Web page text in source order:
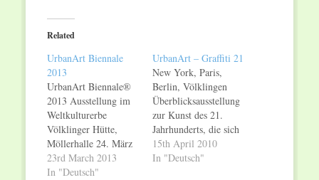
(Opens
in
new
Related
UrbanArt Biennale
2013
UrbanArt Biennale®
2013 Ausstellung im
Weltkulturerbe
Völklinger Hütte,
Möllerhalle 24. März
bis 1. November 2013
Ab Sonntag, den 24.
23rd March 2013
In "Deutsch"
UrbanArt – Graffiti 21
New York, Paris,
Berlin, Völklingen
Überblicksausstellung
zur Kunst des 21.
Jahrhunderts, die sich
aus dem Graffiti
entwickelt hat. Größte
15th April 2010
In "Deutsch"